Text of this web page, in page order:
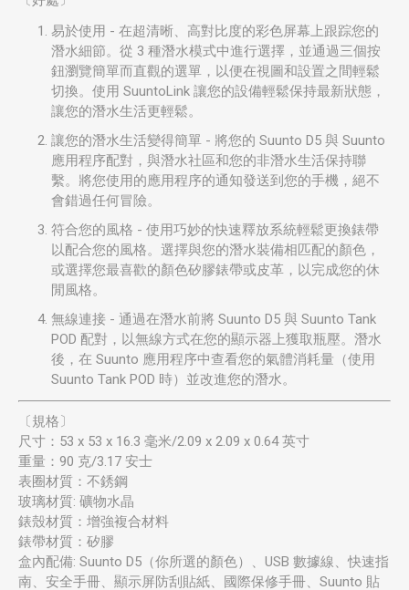
易於使用 - 在超清晰、高對比度的彩色屏幕上跟踪您的
潛水細節。從 3 種潛水模式中進行選擇，並通過三個按
鈕瀏覽簡單而直觀的選單，以便在視圖和設置之間輕鬆
切換。使用 SuuntoLink 讓您的設備輕鬆保持最新狀態，
讓您的潛水生活更輕鬆。
讓您的潛水生活變得簡單 - 將您的 Suunto D5 與 Suunto
應用程序配對，與潛水社區和您的非潛水生活保持聯
繫。將您使用的應用程序的通知發送到您的手機，絕不
會錯過任何冒險。
符合您的風格 - 使用巧妙的快速釋放系統輕鬆更換錶帶
以配合您的風格。選擇與您的潛水裝備相匹配的顏色，
或選擇您最喜歡的顏色矽膠錶帶或皮革，以完成您的休
閒風格。
無線連接 - 通過在潛水前將 Suunto D5 與 Suunto Tank
POD 配對，以無線方式在您的顯示器上獲取瓶壓。潛水
後，在 Suunto 應用程序中查看您的氣體消耗量（使用
Suunto Tank POD 時）並改進您的潛水。
〔規格〕
尺寸：53 x 53 x 16.3 毫米/2.09 x 2.09 x 0.64 英寸
重量：90 克/3.17 安士
表圈材質：不銹鋼
玻璃材質: 礦物水晶
錶殼材質：增強複合材料
錶帶材質：矽膠
盒內配備: Suunto D5（你所選的顏色）、USB 數據線、快速指
南、安全手冊、顯示屏防刮貼紙、國際保修手冊、Suunto 貼